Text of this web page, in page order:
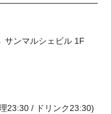
サンマルシェビル 1F
/ ドリンク23:30)